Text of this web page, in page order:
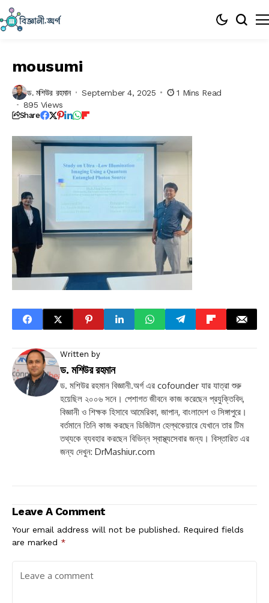
mousumi
ড. মশিউর রহমান September 4, 2025
1 Mins Read
895 Views
Share
Written by
ড. মশিউর রহমান
ড. মশিউর রহমান বিজ্ঞানী.অর্গ এর cofounder যার যাত্রা শুরু
হয়েছিল ২০০৬ সনে। পেশাগত জীবনে কাজ করেছেন প্রযুক্তিবিদ,
বিজ্ঞানী ও শিক্ষক হিসাবে আমেরিকা, জাপান, বাংলাদেশ ও সিঙ্গাপুরে।
বর্তমানে তিনি কাজ করছেন ডিজিটাল হেল্থকেয়ারে যেখানে তার টিম
তথ্যকে ব্যবহার করছেন বিভিন্ন স্বাস্থ্যসেবার জন্য। বিস্তারিত এর
জন্য দেখুন: DrMashiur.com
Leave A Comment
Your email address will not be published. Required fields
are marked *